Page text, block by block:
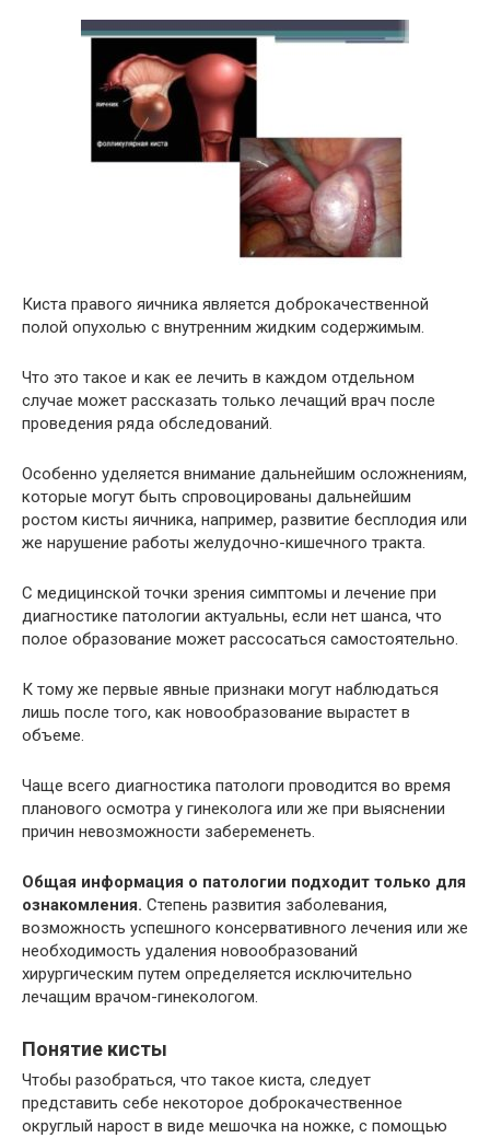
Киста правого яичника является доброкачественной
полой опухолью с внутренним жидким содержимым.
Что это такое и как ее лечить в каждом отдельном
случае может рассказать только лечащий врач после
проведения ряда обследований.
Особенно уделяется внимание дальнейшим осложнениям,
которые могут быть спровоцированы дальнейшим
ростом кисты яичника, например, развитие бесплодия или
же нарушение работы желудочно-кишечного тракта.
С медицинской точки зрения симптомы и лечение при
диагностике патологии актуальны, если нет шанса, что
полое образование может рассосаться самостоятельно.
К тому же первые явные признаки могут наблюдаться
лишь после того, как новообразование вырастет в
объеме.
Чаще всего диагностика патологи проводится во время
планового осмотра у гинеколога или же при выяснении
причин невозможности забеременеть.
Общая информация о патологии подходит только для
ознакомления. Степень развития заболевания,
возможность успешного консервативного лечения или же
необходимость удаления новообразований
хирургическим путем определяется исключительно
лечащим врачом-гинекологом.
Понятие кисты
Чтобы разобраться, что такое киста, следует
представить себе некоторое доброкачественное
округлый нарост в виде мешочка на ножке, с помощью